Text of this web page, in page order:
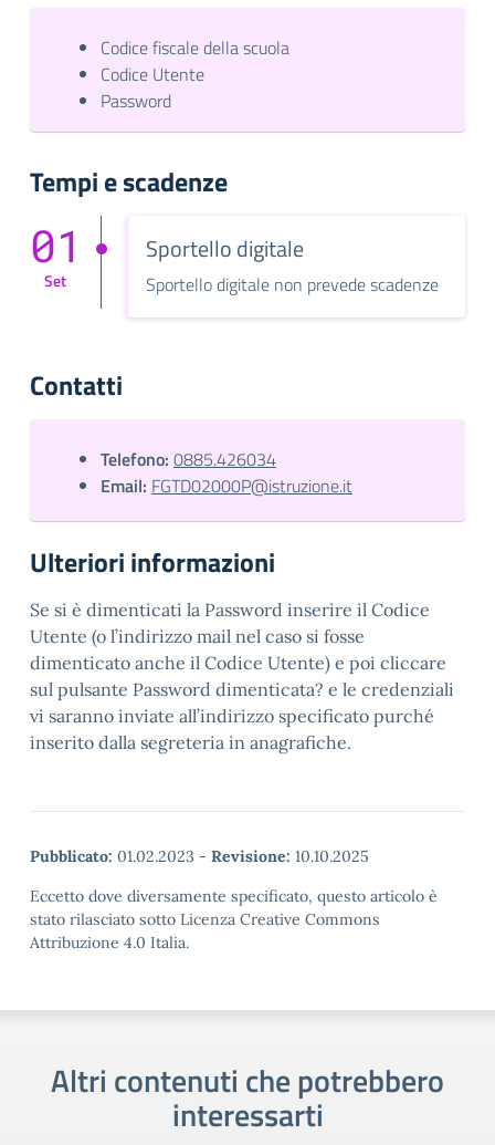
Codice fiscale della scuola
Codice Utente
Password
Tempi e scadenze
01
Set
Sportello digitale
Sportello digitale non prevede scadenze
Contatti
Telefono: 0885.426034
Email: FGTD02000P@istruzione.it
Ulteriori informazioni
Se si è dimenticati la Password inserire il Codice
Utente (o l’indirizzo mail nel caso si fosse
dimenticato anche il Codice Utente) e poi cliccare
sul pulsante Password dimenticata? e le credenziali
vi saranno inviate all’indirizzo specificato purché
inserito dalla segreteria in anagrafiche.
Pubblicato: 01.02.2023 - Revisione: 10.10.2025
Eccetto dove diversamente specificato, questo articolo è
stato rilasciato sotto Licenza Creative Commons
Attribuzione 4.0 Italia.
Altri contenuti che potrebbero
interessarti